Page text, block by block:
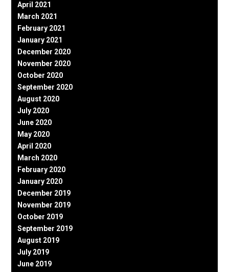
April 2021
March 2021
February 2021
January 2021
December 2020
November 2020
October 2020
September 2020
August 2020
July 2020
June 2020
May 2020
April 2020
March 2020
February 2020
January 2020
December 2019
November 2019
October 2019
September 2019
August 2019
July 2019
June 2019